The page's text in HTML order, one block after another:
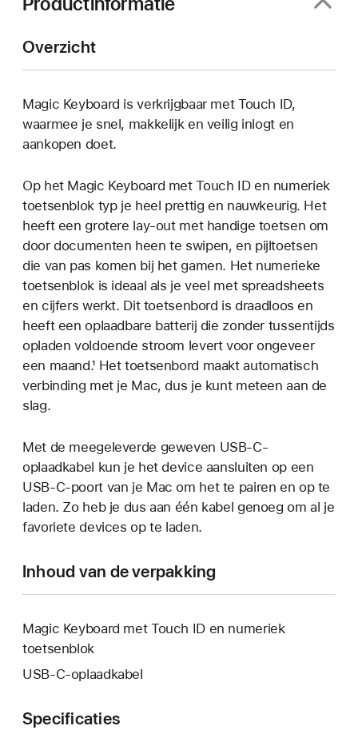
Overzicht
Magic Keyboard is verkrijgbaar met Touch ID,
waarmee je snel, makkelijk en veilig inlogt en
aankopen doet.
Op het Magic Keyboard met Touch ID en numeriek
toetsenblok typ je heel prettig en nauwkeurig. Het
heeft een grotere lay‑out met handige toetsen om
door documenten heen te swipen, en pijltoetsen
die van pas komen bij het gamen. Het numerieke
toetsenblok is ideaal als je veel met spreadsheets
en cijfers werkt. Dit toetsenbord is draadloos en
heeft een oplaadbare batterij die zonder tussentijds
opladen voldoende stroom levert voor ongeveer
een maand.¹ Het toetsenbord maakt automatisch
verbinding met je Mac, dus je kunt meteen aan de
slag.
Met de meegeleverde geweven USB‑C-
oplaadkabel kun je het device aansluiten op een
USB‑C‑poort van je Mac om het te pairen en op te
laden. Zo heb je dus aan één kabel genoeg om al je
favoriete devices op te laden.
Inhoud van de verpakking
Magic Keyboard met Touch ID en numeriek
toetsenblok
USB‑C-oplaadkabel
Specificaties